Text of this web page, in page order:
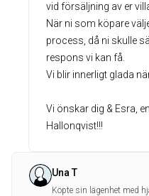
vid försäljning av er
När ni som köpare
process, då ni skulle
respons vi kan få.
Vi blir innerligt glada
Vi önskar dig & Esra,
Hallonqvist!!!
Una T
Köpte sin lägenhet med